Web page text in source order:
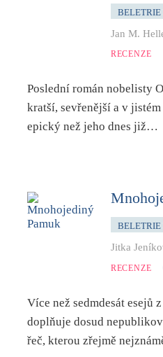
Jan M.
RECENZE
Poslední román nobelisty
kratší, sevřenější a v
epický než jeho dnes již…
Jitka
RECENZE
Více než sedmdesát esejů
doplňuje dosud
řeč, kterou zřejmě